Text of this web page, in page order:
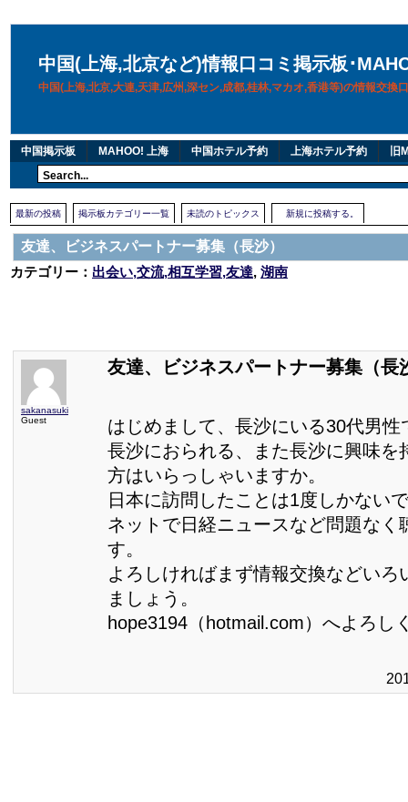
中国(上海,北京など)情報口コミ掲示板･
中国(上海,北京,大連,天津,広州,深セン,成都,桂林,マカオ,香港等)の情報交換
中国掲示板 MAHOO! 上海 中国ホテル予約 上海ホテル予約 旧
最新の投稿 掲示板カテゴリー一覧 未読のトピックス 新規に投稿する。
友達、ビジネスパートナー募集（長沙）
カテゴリー： 出会い,交流,相互学習,友達, 湖南
sakanasuki
Guest
友達、ビジネスパートナー募集（長
はじめまして、長沙にいる30代男性
長沙におられる、また長沙に興味を
方はいらっしゃいますか。
日本に訪問したことは1度しかない
ネットで日経ニュースなど問題なく
す。
よろしければまず情報交換などいろ
ましょう。
hope3194（hotmail.com）へよろし